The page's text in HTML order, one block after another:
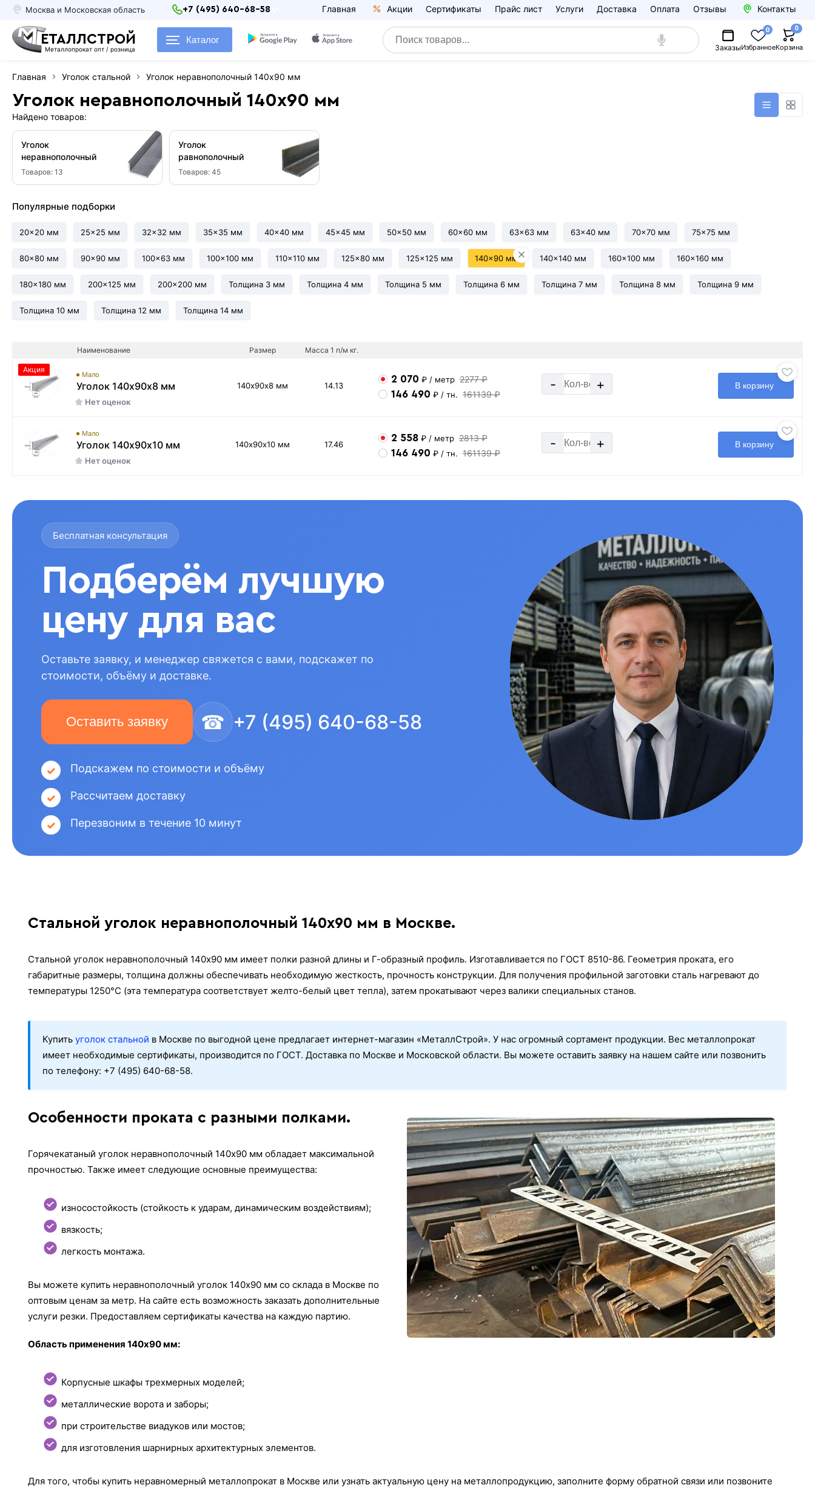
Москва и Московская область +7 (495) 640-68-58 Главная Акции Сертификаты Прайс лист Услуги Доставка Оплата Отзывы Контакты
ЕТАЛЛСТРОЙ
Металлопрокат опт / розница
Каталог
ЗаказыИзбранное
0
Корзина
0
Главная Уголок стальной Уголок неравнополочный 140x90 мм
Уголок неравнополочный 140x90 мм
Найдено товаров:
Уголок
неравнополочный
Товаров:13
Уголок
равнополочный
Товаров: 45
Популярные подборки
20x20 мм 25x25 мм 32x32 мм 35x35 мм 40x40 мм 45x45 мм 50x50 мм 60x60 мм 63x63 мм 63x40 мм 70x70 мм 75x75 мм
80x80 мм 90x90 мм 100x63 мм 100x100 мм 110x110 мм 125x80 мм 125x125 мм 140x90 мм 140x140 мм 160x100 мм 160x160 мм
180x180 мм 200x125 мм 200x200 мм Толщина 3 мм Толщина 4 мм Толщина 5 мм Толщина 6 мм Толщина 7 мм Толщина 8 мм Толщина 9 мм
Толщина 10 мм Толщина 12 мм Толщина 14 мм
Наименование Размер Масса 1 п/м кг.
Мало
Уголок 140х90х8 мм
Нет оценок
Акция
140х90х8 мм 14.13
2 070 ₽ / метр 2277 ₽
146 490 ₽ / тн. 161139 ₽
- + В корзину
Мало
Уголок 140х90х10 мм
Нет оценок
140х90х10 мм 17.46
2 558 ₽ / метр 2813 ₽
146 490 ₽ / тн. 161139 ₽
- + В корзину
Бесплатная консультация
Подберём лучшую
цену для вас
Оставьте заявку, и менеджер свяжется с вами, подскажет по
стоимости, объёму и доставке.
Оставить заявку ☎ +7 (495) 640-68-58
Подскажем по стоимости и объёму
Рассчитаем доставку
Перезвоним в течение 10 минут
Стальной уголок неравнополочный 140x90 мм в Москве.
Стальной уголок неравнополочный 140x90 мм имеет полки разной длины и Г-образный профиль. Изготавливается по ГОСТ 8510-86. Геометрия проката, его
габаритные размеры, толщина должны обеспечивать необходимую жесткость, прочность конструкции. Для получения профильной заготовки сталь нагревают до
температуры 1250°С (эта температура соответствует желто-белый цвет тепла), затем прокатывают через валики специальных станов.
Купитьуголок стальной в Москве по выгодной цене предлагает интернет-магазин «МеталлСтрой». У нас огромный сортамент продукции. Вес металлопрокат
имеет необходимые сертификаты, производится по ГОСТ. Доставка по Москве и Московской области. Вы можете оставить заявку на нашем сайте или позвонить
по телефону: +7 (495) 640-68-58.
Особенности проката с разными полками.
Горячекатаный уголок неравнополочный 140x90 мм обладает максимальной
прочностью. Также имеет следующие основные преимущества:
износостойкость (стойкость к ударам, динамическим воздействиям);
вязкость;
легкость монтажа.
Вы можете купить неравнополочный уголок 140х90 мм со склада в Москве по
оптовым ценам за метр. На сайте есть возможность заказать дополнительные
услуги резки. Предоставляем сертификаты качества на каждую партию.
Область применения 140x90 мм:
Корпусные шкафы трехмерных моделей;
металлические ворота и заборы;
при строительстве виадуков или мостов;
для изготовления шарнирных архитектурных элементов.
Для того, чтобы купить неравномерный металлопрокат в Москве или узнать актуальную цену на металлопродукцию, заполните форму обратной связи или позвоните